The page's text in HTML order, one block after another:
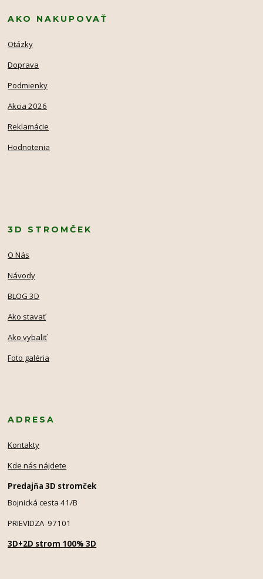
AKO NAKUPOVAŤ
Otázky
Doprava
Podmienky
Akcia 2026
Reklamácie
Hodnotenia
3D STROMČEK
O Nás
Návody
BLOG 3D
Ako stavať
Ako vybaliť
Foto galéria
ADRESA
Kontakty
Kde nás nájdete
Predajňa 3D stromček
Bojnická cesta 41/B
PRIEVIDZA 97101
3D+2D strom 100% 3D